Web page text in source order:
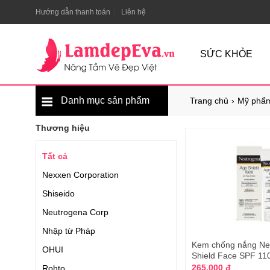
Hướng dẫn thanh toán Liên hệ
SỨC KHỎE
Trang chủ Mỹ
Danh mục sản phẩm
Thương hiệu
Tất cả
Nexxen Corporation
Shiseido
Neutrogena Corp
Nhập từ Pháp
OHUI
Kem chống nắng
Shield Face SPF
265.000 đ